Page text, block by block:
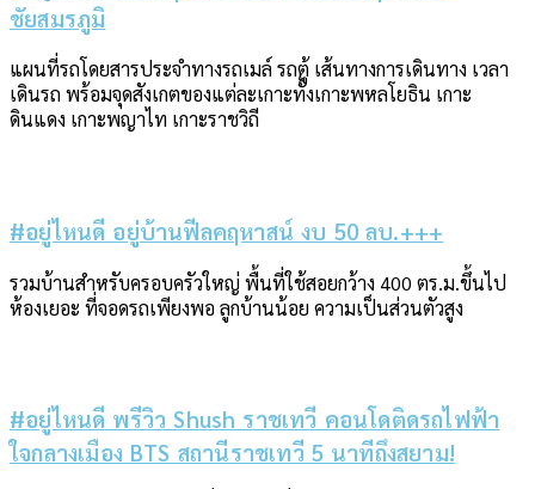
ชัยสมรภูมิ
แผนที่รถโดยสารประจำทางรถเมล์ รถตู้ เส้นทางการเดินทาง เวลา
เดินรถ พร้อมจุดสังเกตของแต่ละเกาะทั้งเกาะพหลโยธิน เกาะ
ดินแดง เกาะพญาไท เกาะราชวิถี
#อยู่ไหนดี อยู่บ้านฟีลคฤหาสน์ งบ 50 ลบ.+++
รวมบ้านสำหรับครอบครัวใหญ่ พื้นที่ใช้สอยกว้าง 400 ตร.ม.ขึ้นไป
ห้องเยอะ ที่จอดรถเพียงพอ ลูกบ้านน้อย ความเป็นส่วนตัวสูง
#อยู่ไหนดี พรีวิว Shush ราชเทวี คอนโดติดรถไฟฟ้า
ใจกลางเมือง BTS สถานีราชเทวี 5 นาทีถึงสยาม!